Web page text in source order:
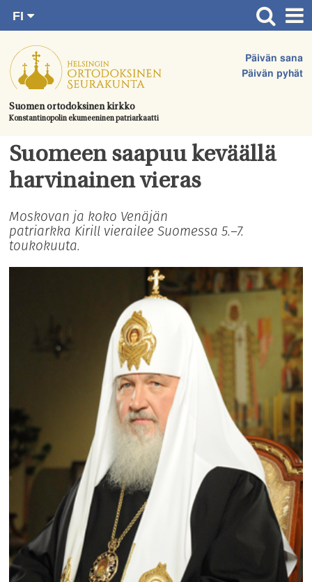
suoraan
sisältöön.
Suomen ortodoksinen kirkko
Konstantinopolin ekumeeninen patriarkaatti
Päivän sana
Päivän pyhät
FI
SV
EN
UA
Etusivu
Ajankohtaista
Juhlat & toimitukset
Kirkot
Apua & tukea
Hautausmaa
Suomeen saapuu keväällä
harvinainen vieras
Moskovan ja koko Venäjän
patriarkka Kirill vierailee Suomessa 5.–7.
toukokuuta.